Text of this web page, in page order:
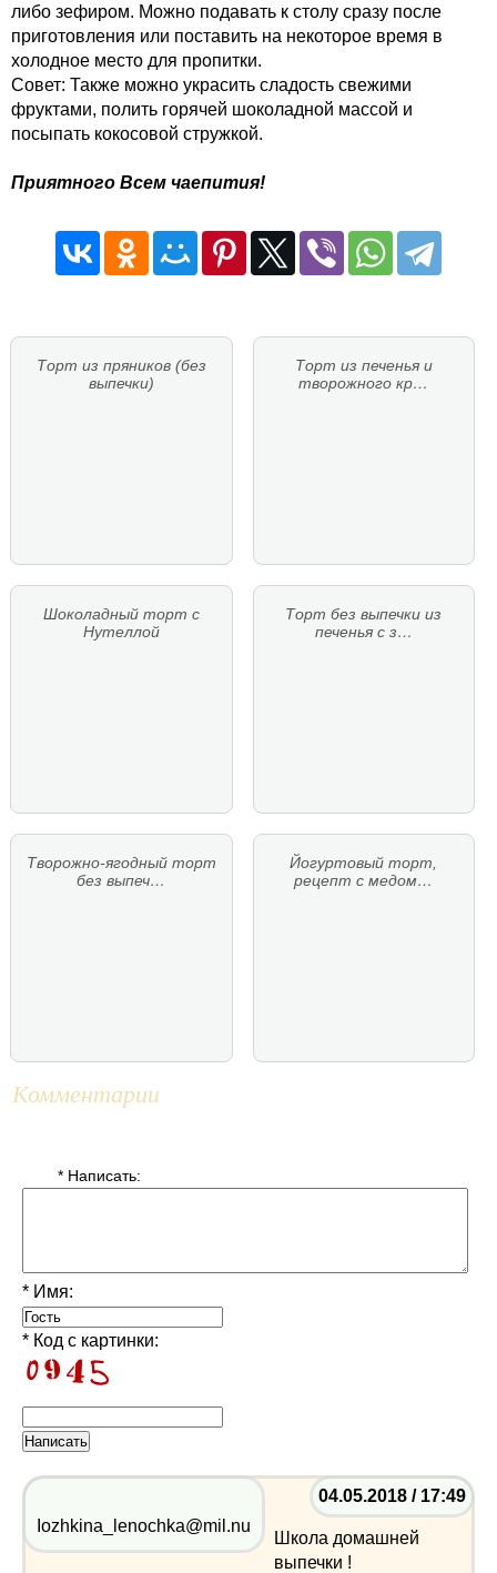
либо зефиром. Можно подавать к столу сразу после
приготовления или поставить на некоторое время в
холодное место для пропитки.
Совет: Также можно украсить сладость свежими
фруктами, полить горячей шоколадной массой и
посыпать кокосовой стружкой.
Приятного Всем чаепития!
Торт из пряников (без
выпечки)
Торт из печенья и
творожного кр…
Шоколадный торт с
Нутеллой
Торт без выпечки из
печенья с з…
Творожно-ягодный торт
без выпеч…
Йогуртовый торт,
рецепт с медом…
Комментарии
* Написать:
* Имя:
* Код с картинки:
04.05.2018 / 17:49
Iozhkina_lenochka@mil.nu
Школа домашней
выпечки !